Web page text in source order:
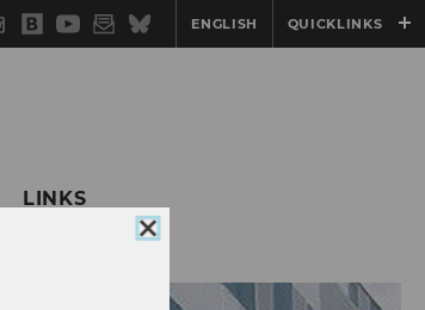
WU
Blog
YouTube
Newsletter
BlueskyENGLISH QUICKLINKS
LINKS
Cookie
schließen